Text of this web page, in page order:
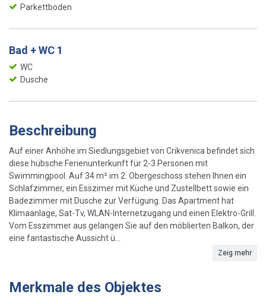
Parkettboden
Bad + WC 1
WC
Dusche
Beschreibung
Auf einer Anhöhe im Siedlungsgebiet von Crikvenica befindet sich
diese hübsche Ferienunterkunft für 2-3 Personen mit
Swimmingpool. Auf 34 m² im 2. Obergeschoss stehen Ihnen ein
Schlafzimmer, ein Esszimer mit Küche und Zustellbett sowie ein
Badezimmer mit Dusche zur Verfügung. Das Apartment hat
Klimaanlage, Sat-Tv, WLAN-Internetzugang und einen Elektro-Grill.
Vom Esszimmer aus gelangen Sie auf den möblierten Balkon, der
eine fantastische Aussicht ü...
Zeig mehr
Merkmale des Objektes